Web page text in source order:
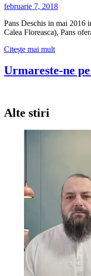
februarie 7, 2018
Pans Deschis in mai 2016
Calea Floreasca), Pans
Citește mai multCitește
despre
Urmareste-ne
Alte stiri